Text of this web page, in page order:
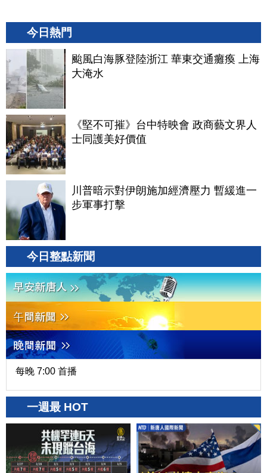
今日熱門
颱風白海豚登陸浙江 華東交通癱瘓 上海
大淹水
《堅不可摧》台中特映會 政商藝文界人
士同護美好價值
川普暗示對伊朗施加經濟壓力 暫緩進一
步軍事打擊
今日整點新聞
每晚 7:00 首播
一週最 HOT